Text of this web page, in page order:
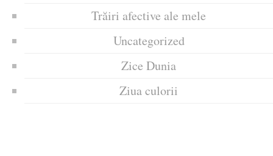
Trăiri afective ale mele
Uncategorized
Zice Dunia
Ziua culorii